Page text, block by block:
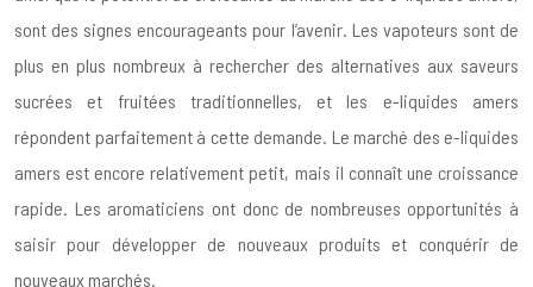
sont des signes encourageants pour l’avenir. Les vapoteurs sont de
plus en plus nombreux à rechercher des alternatives aux saveurs
sucrées et fruitées traditionnelles, et les e-liquides amers
répondent parfaitement à cette demande. Le marché des e-liquides
amers est encore relativement petit, mais il connaît une croissance
rapide. Les aromaticiens ont donc de nombreuses opportunités à
saisir pour développer de nouveaux produits et conquérir de
nouveaux marchés.